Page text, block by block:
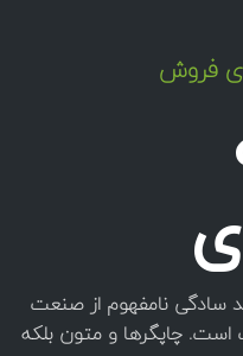
فروش
سادگی نامفهوم از صنعت
است. چاپگرها و متون بلکه